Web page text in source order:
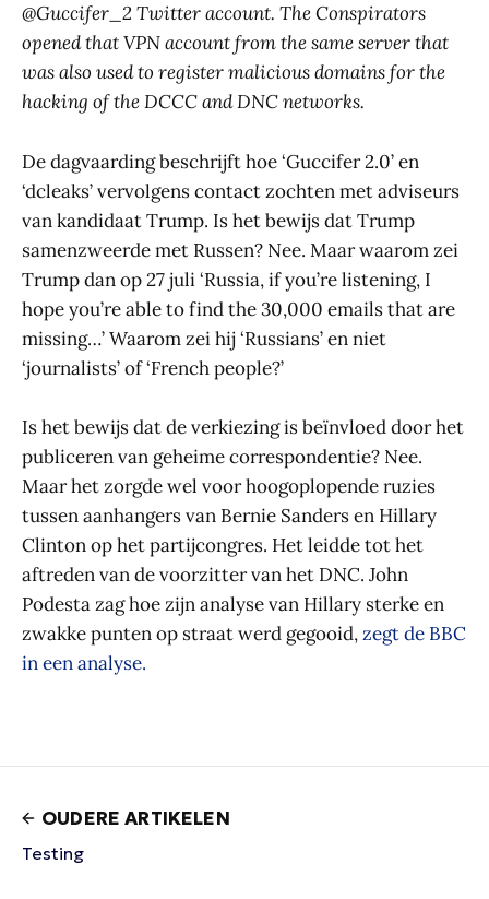
@Guccifer_2 Twitter account. The Conspirators
opened that VPN account from the same server that
was also used to register malicious domains for the
hacking of the DCCC and DNC networks.
De dagvaarding beschrijft hoe ‘Guccifer 2.0’ en
‘dcleaks’ vervolgens contact zochten met adviseurs
van kandidaat Trump. Is het bewijs dat Trump
samenzweerde met Russen? Nee. Maar waarom zei
Trump dan op 27 juli ‘Russia, if you’re listening, I
hope you’re able to find the 30,000 emails that are
missing…’ Waarom zei hij ‘Russians’ en niet
‘journalists’ of ‘French people?’
Is het bewijs dat de verkiezing is beïnvloed door het
publiceren van geheime correspondentie? Nee.
Maar het zorgde wel voor hoogoplopende ruzies
tussen aanhangers van Bernie Sanders en Hillary
Clinton op het partijcongres. Het leidde tot het
aftreden van de voorzitter van het DNC. John
Podesta zag hoe zijn analyse van Hillary sterke en
zwakke punten op straat werd gegooid,zegt de BBC
in een analyse.
OUDERE ARTIKELEN
Testing